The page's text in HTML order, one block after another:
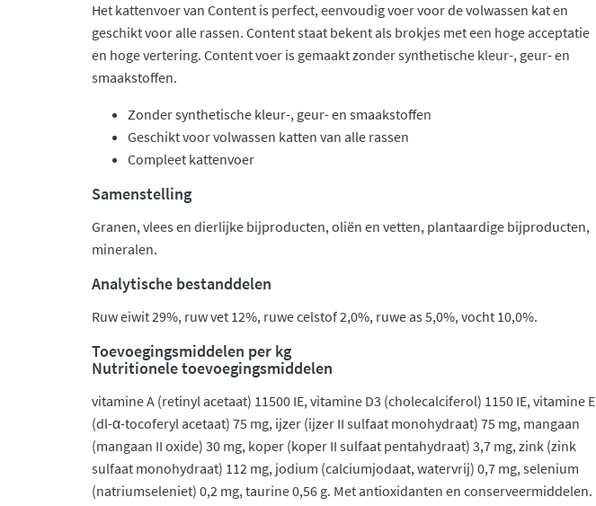
Het kattenvoer van Content is perfect, eenvoudig voer voor de volwassen kat en
geschikt voor alle rassen. Content staat bekent als brokjes met een hoge acceptatie
en hoge vertering. Content voer is gemaakt zonder synthetische kleur-, geur- en
smaakstoffen.
Zonder synthetische kleur-, geur- en smaakstoffen
Geschikt voor volwassen katten van alle rassen
Compleet kattenvoer
Samenstelling
Granen, vlees en dierlijke bijproducten, oliën en vetten, plantaardige bijproducten,
mineralen.
Analytische bestanddelen
Ruw eiwit 29%, ruw vet 12%, ruwe celstof 2,0%, ruwe as 5,0%, vocht 10,0%.
Toevoegingsmiddelen per kg
Nutritionele toevoegingsmiddelen
vitamine A (retinyl acetaat) 11500 IE, vitamine D3 (cholecalciferol) 1150 IE, vitamine E
(dl-α-tocoferyl acetaat) 75 mg, ijzer (ijzer II sulfaat monohydraat) 75 mg, mangaan
(mangaan II oxide) 30 mg, koper (koper II sulfaat pentahydraat) 3,7 mg, zink (zink
sulfaat monohydraat) 112 mg, jodium (calciumjodaat, watervrij) 0,7 mg, selenium
(natriumseleniet) 0,2 mg, taurine 0,56 g. Met antioxidanten en conserveermiddelen.